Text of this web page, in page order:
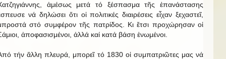
ἀμέσως μετά τό ξέσπασμα τῆς ἐπανάστασης
νά δηλώσει ὅτι οἱ πολιτικές διαιρέσεις εἶχαν ξεχαστεῖ,
στό συμφέρον τῆς πατρίδος. Κι ἔτσι προχώρησαν οἱ
ἀποφασισμένοι, ἀλλά καί κατά βάση ἑνωμένοι.
τήν ἄλλη πλευρά, μπορεῖ τό 1830 οἱ συμπατριῶτες μας νά